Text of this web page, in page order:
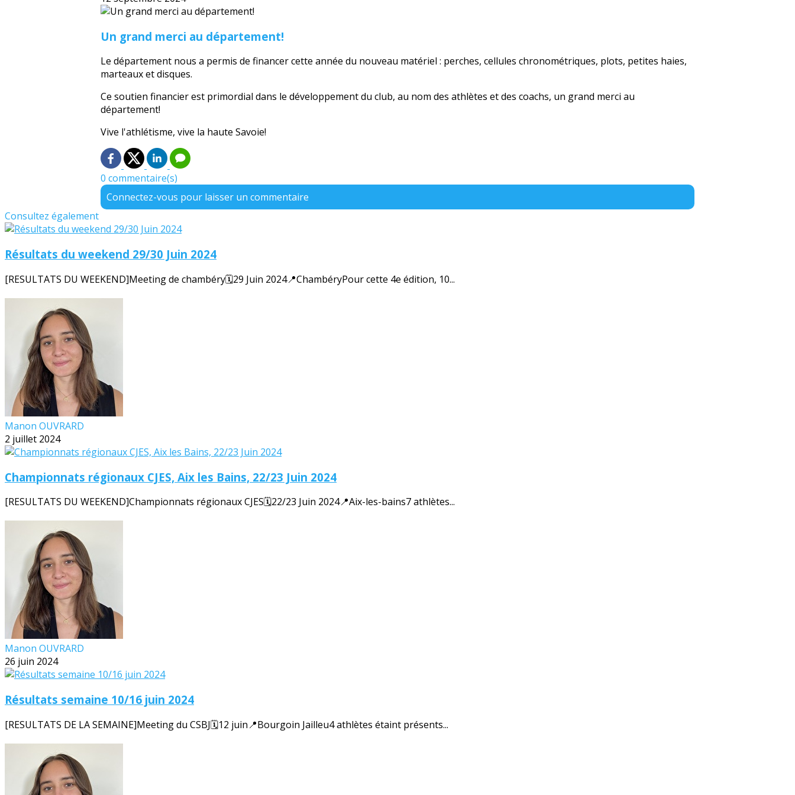
Un grand merci au département!
Le département nous a permis de financer cette année du nouveau matériel : perches, cellules chronométriques, plots, petites haies,
marteaux et disques.
Ce soutien financier est primordial dans le développement du club, au nom des athlètes et des coachs, un grand merci au
département!
Vive l'athlétisme, vive la haute Savoie!
0 commentaire(s)
Connectez-vous pour laisser un commentaire
Consultez également
Résultats du weekend 29/30 Juin 2024
[RESULTATS DU WEEKEND]Meeting de chambéry🗓️29 Juin 2024📍ChambéryPour cette 4e édition, 10...
Manon OUVRARD
2 juillet 2024
Championnats régionaux CJES, Aix les Bains, 22/23 Juin 2024
[RESULTATS DU WEEKEND]Championnats régionaux CJES🗓️22/23 Juin 2024📍Aix-les-bains7 athlètes...
Manon OUVRARD
26 juin 2024
Résultats semaine 10/16 juin 2024
[RESULTATS DE LA SEMAINE]Meeting du CSBJ🗓️12 juin📍Bourgoin Jailleu4 athlètes étaint présents...